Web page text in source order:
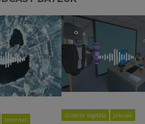
Internet
Gizarte digitala Jokoak